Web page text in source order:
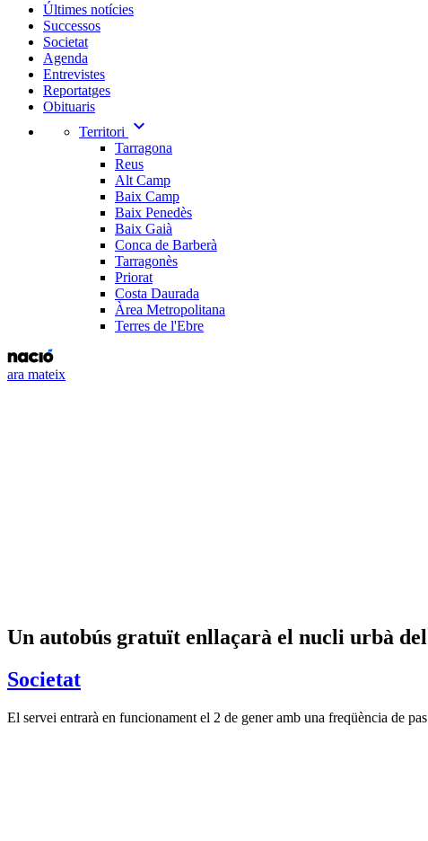
Últimes notícies
Successos
Societat
Agenda
Entrevistes
Reportatges
Obituaris
Territori
expand_more
Tarragona
Reus
Alt Camp
Baix Camp
Baix Penedès
Baix Gaià
Conca de Barberà
Tarragonès
Priorat
Costa Daurada
Àrea Metropolitana
Terres de l'Ebre
ara mateix
Un autobús gratuït enllaçarà el nucli urbà
Societat
El servei entrarà en funcionament el 2 de gener amb una freqüència de